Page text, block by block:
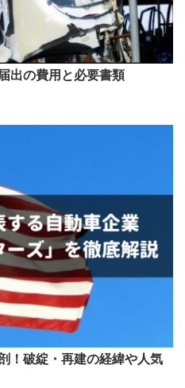
出の費用と必要書類
！破綻・再建の経緯や人気